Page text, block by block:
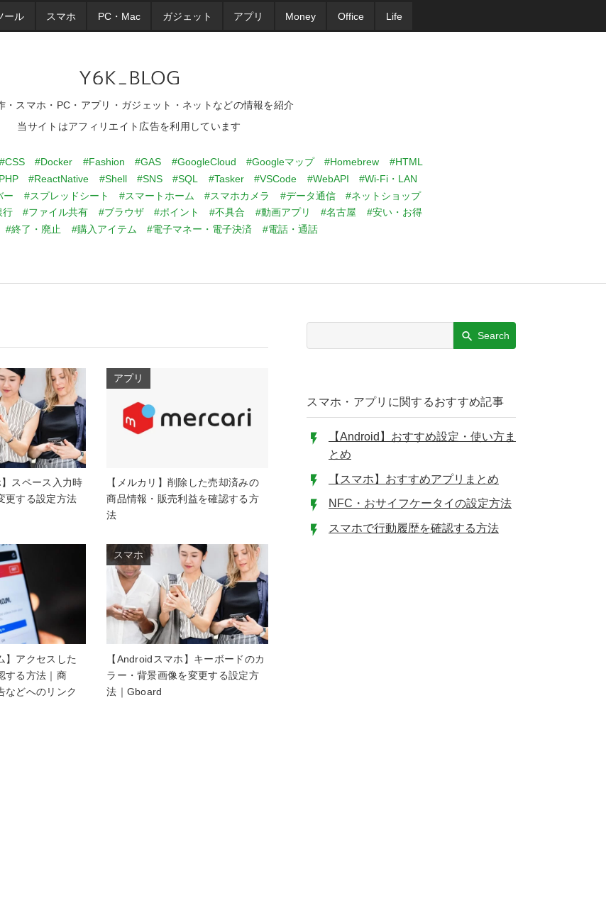
ール スマホ PC・Mac ガジェット アプリ Money Office Life
・スマホ・PC・アプリ・ガジェット・ネットなどの情報を紹介
当サイトはアフィリエイト広告を利用しています
#CSS #Docker #Fashion #GAS #GoogleCloud #Googleマップ #Homebrew
#HTML
#ReactNative #Shell #SNS #SQL #Tasker #VSCode #WebAPI
#Wi-Fi・LAN
ー #スプレッドシート #スマートホーム #スマホカメラ #データ通信
#ネットショップ
行 #ファイル共有 #ブラウザ #ポイント #不具合 #動画アプリ #名古屋
#安い・お得
#終了・廃止 #購入アイテム #電子マネー・電子決済 #電話・通話
】スペース入力時
更する設定方法
アプリ
【メルカリ】削除した売却済みの
商品情報・販売利益を確認する方
法
】アクセスした
する方法｜商
などへのリンク
スマホ
【Androidスマホ】キーボードのカ
ラー・背景画像を変更する設定方
法｜Gboard
Search
スマホ・アプリに関するおすすめ記事
【Android】おすすめ設定・使い方ま
とめ
【スマホ】おすすめアプリまとめ
NFC・おサイフケータイの設定方法
スマホで行動履歴を確認する方法